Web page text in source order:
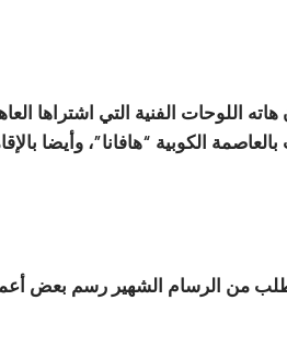
اللوحات الفنية التي اشتراها
الكوبية “هافانا”، وأيضا
من الرسام الشهير رسم بعض